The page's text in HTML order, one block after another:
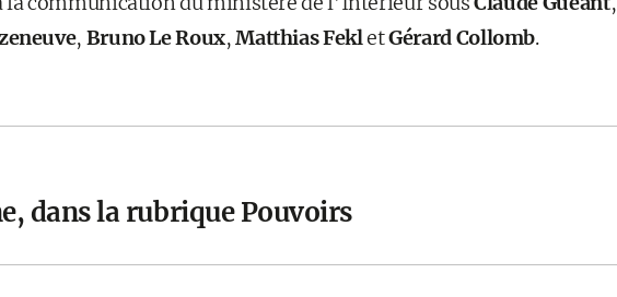
, Bruno Le Roux,Matthias FekletGérard Collomb.
dans la rubrique Pouvoirs